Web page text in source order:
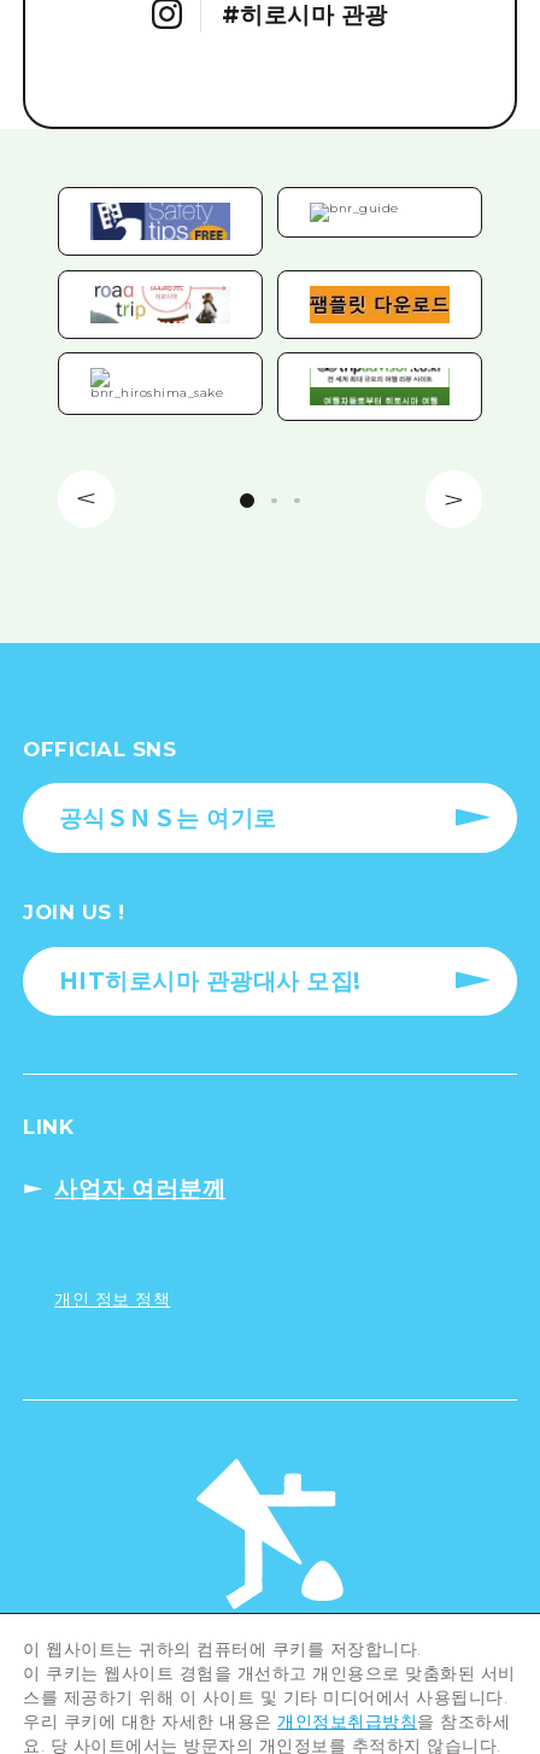
#히로시마 관광
OFFICIAL SNS
공식ＳＮＳ는 여기로
JOIN US !
HIT히로시마 관광대사 모집!
LINK
사업자 여러분께
개인 정보 정책
©Hiroshima Tourism Association /
Hiroshima Prefecture / Hiroshima City .
All rights reserved
이 웹사이트는 귀하의 컴퓨터에 쿠키를 저장합니다.
이 쿠키는 웹사이트 경험을 개선하고 개인용으로 맞춤화된 서비
스를 제공하기 위해 이 사이트 및 기타 미디어에서 사용됩니다.
우리 쿠키에 대한 자세한 내용은개인정보취급방침을 참조하세
요. 당 사이트에서는 방문자의 개인정보를 추적하지 않습니다.